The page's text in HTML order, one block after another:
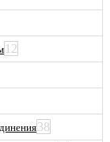
12
38